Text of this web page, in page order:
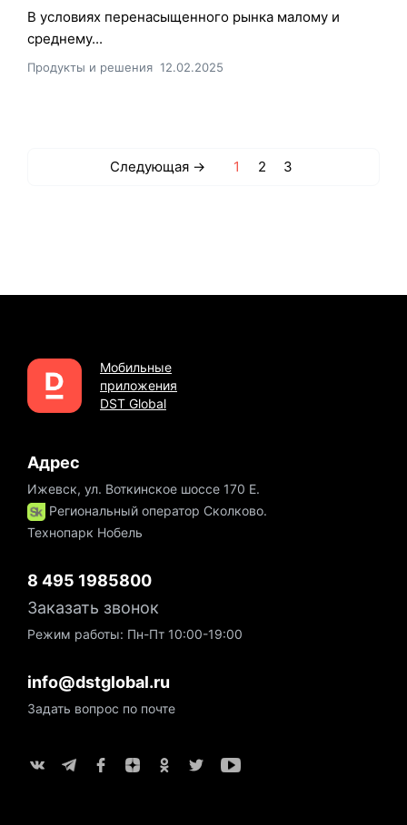
В условиях перенасыщенного рынка малому и
среднему...
Продукты и решения 12.02.2025
Следующая → 1 2 3
Мобильные
приложения
DST Global
Адрес
Ижевск, ул. Воткинское шоссе 170 Е.
Региональный оператор Сколково.
Технопарк Нобель
8 495 1985800
Заказать звонок
Режим работы: Пн-Пт 10:00-19:00
info@dstglobal.ru
Задать вопрос по почте